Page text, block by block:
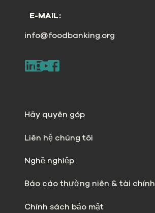
E-MAIL:
info@foodbanking.org
Hãy quyên góp
Liên hệ chúng tôi
Nghề nghiệp
Báo cáo thường niên & tài chính
Chính sách bảo mật